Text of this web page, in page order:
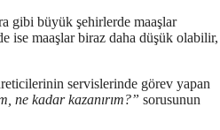
gibi büyük şehirlerde maaşlar
ise maaşlar biraz daha düşük olabilir,
servislerinde görev yapan
ne kadar kazanırım?” sorusunun